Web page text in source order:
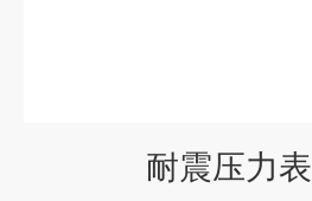
耐震压力表